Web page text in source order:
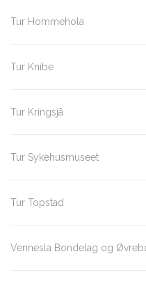
Tur Hommehola
Tur Knibe
Tur Kringsjå
Tur Sykehusmuseet
Tur Topstad
Vennesla Bondelag og